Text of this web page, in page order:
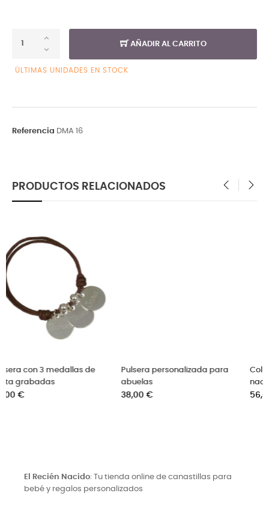
AÑADIR AL CARRITO
ÚLTIMAS UNIDADES EN STOCK
Referencia DMA 16
PRODUCTOS RELACIONADOS
Pulsera personalizada para
abuelas
Precio
38,00 €
Collar plata con medalla de
nacimiento personalizada
Precio
56,00 €
El Recién Nacido: Tu tienda online de canastillas para
bebé y regalos personalizados